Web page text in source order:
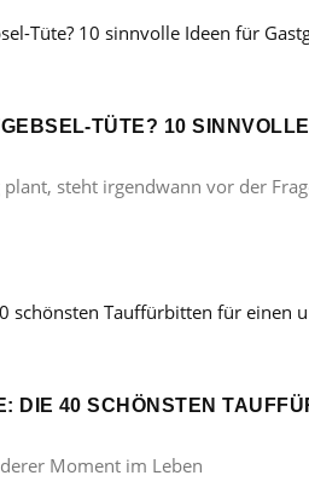
TÜTE? 10
steht irgendwann vor der
DIE 40 SCHÖNSTEN
Moment im Leben